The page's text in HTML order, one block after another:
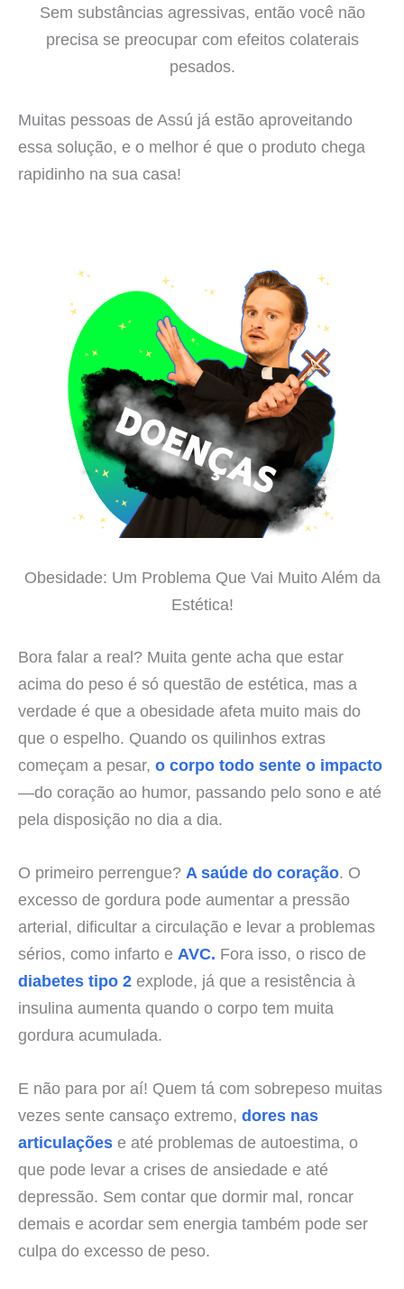
Sem substâncias agressivas, então você não
precisa se preocupar com efeitos colaterais
pesados.
Muitas pessoas de Assú já estão aproveitando
essa solução, e o melhor é que o produto chega
rapidinho na sua casa!
Obesidade: Um Problema Que Vai Muito Além da
Estética!
Bora falar a real? Muita gente acha que estar
acima do peso é só questão de estética, mas a
verdade é que a obesidade afeta muito mais do
que o espelho. Quando os quilinhos extras
começam a pesar, o corpo todo sente o impacto
—do coração ao humor, passando pelo sono e até
pela disposição no dia a dia.
O primeiro perrengue? A saúde do coração. O
excesso de gordura pode aumentar a pressão
arterial, dificultar a circulação e levar a problemas
sérios, como infarto e AVC. Fora isso, o risco de
diabetes tipo 2 explode, já que a resistência à
insulina aumenta quando o corpo tem muita
gordura acumulada.
E não para por aí! Quem tá com sobrepeso muitas
vezes sente cansaço extremo, dores nas
articulações e até problemas de autoestima, o
que pode levar a crises de ansiedade e até
depressão. Sem contar que dormir mal, roncar
demais e acordar sem energia também pode ser
culpa do excesso de peso.